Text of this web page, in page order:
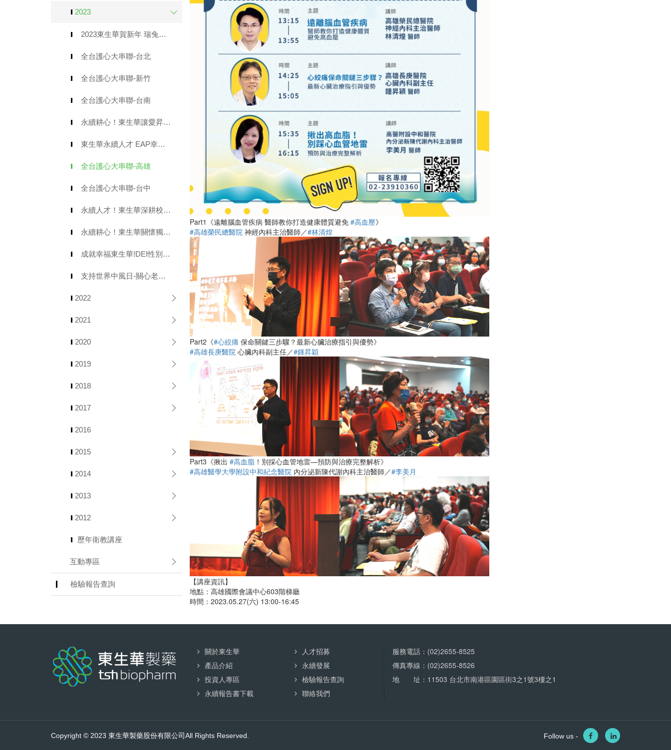
2023
2023東生華賀新年 瑞兔生風來進寶！
全台護心大串聯-台北
全台護心大串聯-新竹
全台護心大串聯-台南
永續耕心！東生華讓愛昇華 打造環境、社會健康良善循環
東生華永續人才 EAP幸福企業
全台護心大串聯-高雄
全台護心大串聯-台中
永續人才！東生華深耕校園引水人計畫
永續耕心！東生華關懷獨老偏鄉物資車
成就幸福東生華!DEI性別平權
支持世界中風日-關心老弱殘患者健康
2022
2021
2020
2019
2018
2017
2016
2015
2014
2013
2012
歷年衛教講座
互動專區
檢驗報告查詢
Part1《遠離腦血管疾病 醫師教你打造健康體質避免 #高血壓》
#高雄榮民總醫院 神經內科主治醫師／#林清煌
Part2《#心絞痛 保命關鍵三步驟？最新心臟治療指引與優勢》
#高雄長庚醫院 心臟內科副主任／#鍾昇穎
Part3《揪出 #高血脂！別採心血管地雷—預防與治療完整解析》
#高雄醫學大學附設中和紀念醫院 內分泌新陳代謝內科主治醫師／#李美月
【講座資訊】
地點：高雄國際會議中心603階梯廳
時間：2023.05.27(六) 13:00-16:45
關於東生華
產品介紹
投資人專區
永續報告書下載
人才招募
永續發展
檢驗報告查詢
聯絡我們
服務電話：(02)2655-8525
傳真專線：(02)2655-8526
地 址：11503 台北市南港區園區街3之1號3樓之1
Copyright © 2023 東生華製藥股份有限公司All Rights Reserved. Follow us -